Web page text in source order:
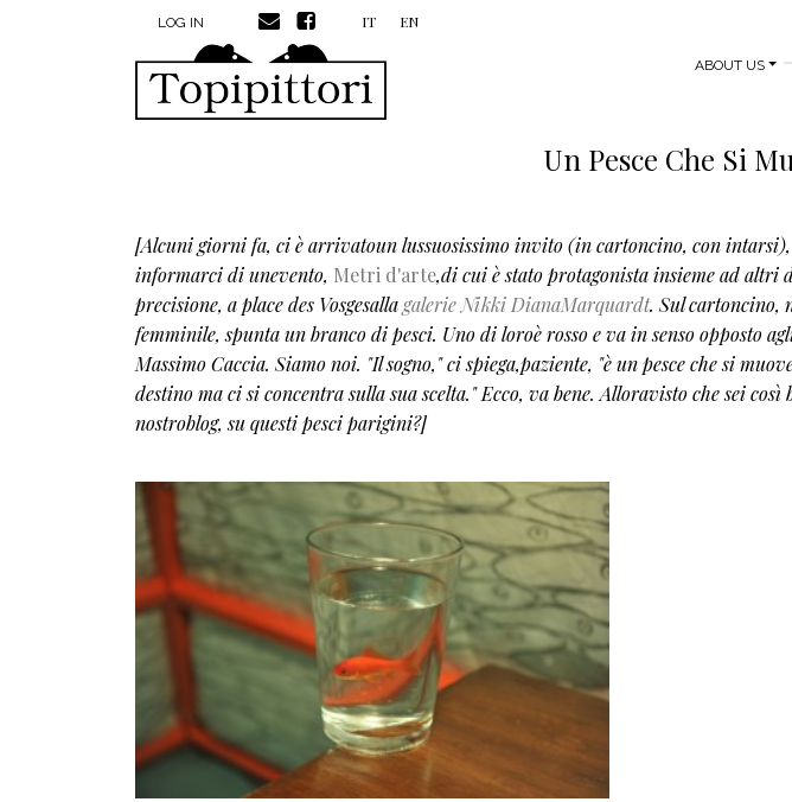
Skip to main contentMENU PROFILO UTENTE
LOG IN IT EN
MAIN
ABOUT US
Un Pesce Che Si
[Alcuni giorni fa, ci è arrivatoun lussuosissimo invito (in cartoncino, con
informarci di unevento, Metri d'arte,di cui è stato protagonista insieme ad altri
precisione, a place des Vosgesallagalerie Nikki DianaMarquardt. Sul cartoncino,
femminile, spunta un branco di pesci. Uno di loroè rosso e va in senso opposto
Massimo Caccia. Siamo noi. "Il sogno," ci spiega,paziente, "è un pesce che si
destino ma ci si concentra sulla sua scelta." Ecco, va bene. Alloravisto che sei
nostroblog, su questi pesci parigini?]